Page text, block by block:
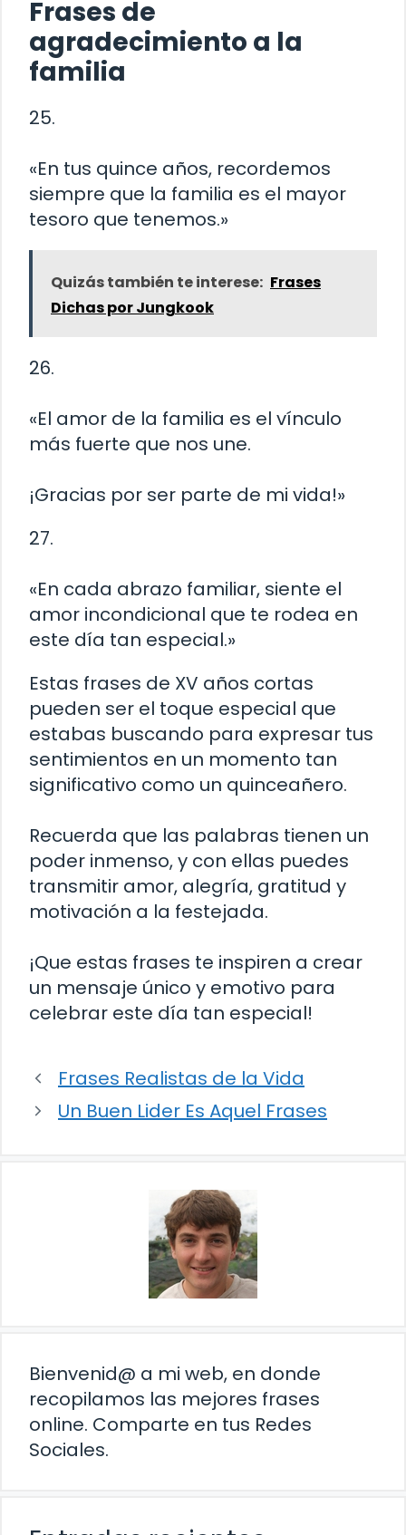
Frases de
agradecimiento a la
familia
25.
«En tus quince años, recordemos
siempre que la familia es el mayor
tesoro que tenemos.»
Quizás también te interese: Frases
Dichas por Jungkook
26.
«El amor de la familia es el vínculo
más fuerte que nos une.
¡Gracias por ser parte de mi vida!»
27.
«En cada abrazo familiar, siente el
amor incondicional que te rodea en
este día tan especial.»
Estas frases de XV años cortas
pueden ser el toque especial que
estabas buscando para expresar tus
sentimientos en un momento tan
significativo como un quinceañero.
Recuerda que las palabras tienen un
poder inmenso, y con ellas puedes
transmitir amor, alegría, gratitud y
motivación a la festejada.
¡Que estas frases te inspiren a crear
un mensaje único y emotivo para
celebrar este día tan especial!
Frases Realistas de la Vida
Un Buen Lider Es Aquel Frases
Bienvenid@ a mi web, en donde
recopilamos las mejores frases
online. Comparte en tus Redes
Sociales.